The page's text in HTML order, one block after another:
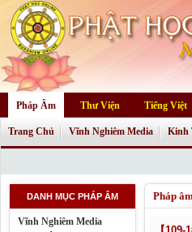
Pháp Âm Thư Viện Tiếng Việt
Trang Chủ Vĩnh Nghiêm Media Kinh
DANH MỤC PHÁP ÂM
Vĩnh Nghiêm Media
Pháp